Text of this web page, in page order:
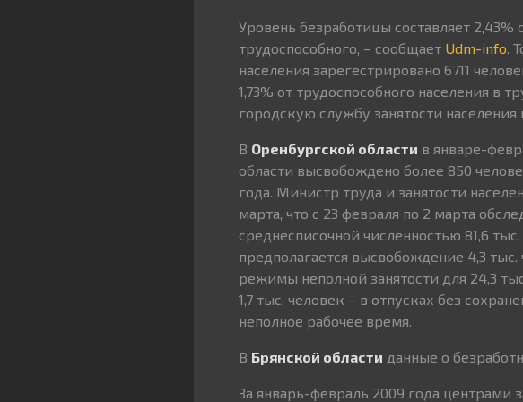
Уровень безработицы составляет 2,43%
трудоспособного, – сообщает Udm-info.
населения зарегестрировано 6711
1,73% от трудоспособного населения в
городскую службу занятости
В Оренбургской области в январе-
области высвобождено более 850
года. Министр труда и занятости
марта, что с 23 февраля по 2 марта
среднесписочной численностью 81,6
предполагается высвобождение 4,3
режимы неполной занятости для 24,3
1,7 тыс. человек – в отпусках без
неполное рабочее время.
В Брянской области данные о
За январь-февраль 2009 года центрами